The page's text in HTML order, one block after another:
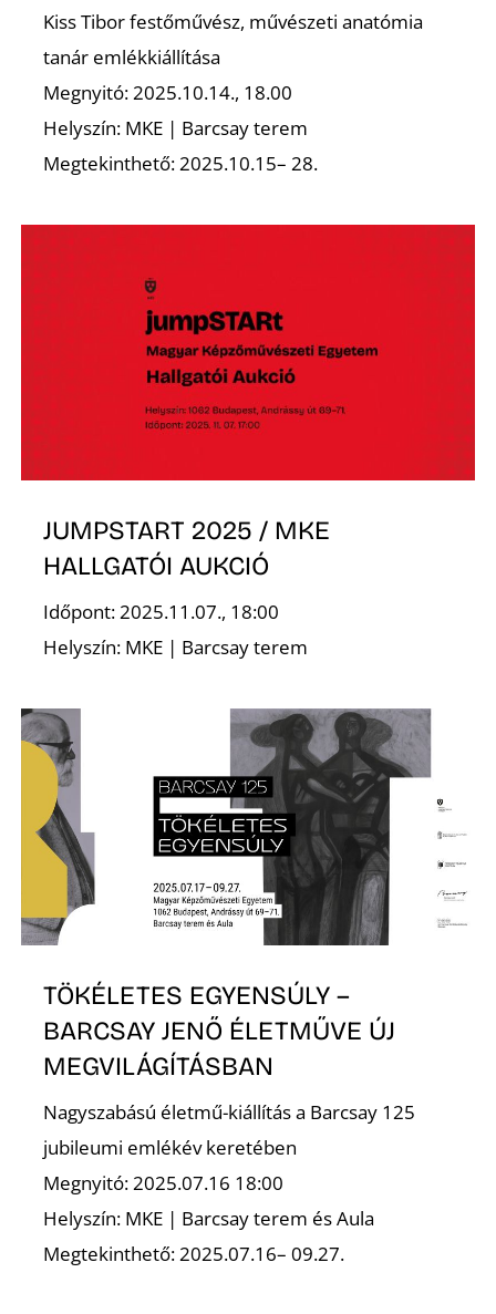
Kiss Tibor festőművész, művészeti anatómia
tanár emlékkiállítása
Megnyitó: 2025.10.14., 18.00
Helyszín: MKE | Barcsay terem
Megtekinthető: 2025.10.15– 28.
JUMPSTART 2025 / MKE
HALLGATÓI AUKCIÓ
Időpont: 2025.11.07., 18:00
Helyszín: MKE | Barcsay terem
TÖKÉLETES EGYENSÚLY –
BARCSAY JENŐ ÉLETMŰVE ÚJ
MEGVILÁGÍTÁSBAN
Nagyszabású életmű-kiállítás a Barcsay 125
jubileumi emlékév keretében
Megnyitó: 2025.07.16 18:00
Helyszín: MKE | Barcsay terem és Aula
Megtekinthető: 2025.07.16– 09.27.